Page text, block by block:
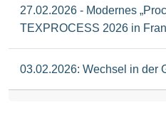
27.02.2026 - Modernes
TEXPROCESS 2026 in
03.02.2026: Wechsel in der